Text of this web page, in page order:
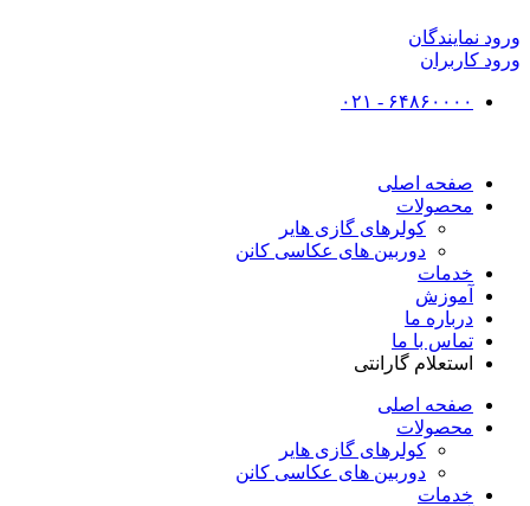
ورود نمایندگان
ورود کاربران
۶۴۸۶۰۰۰۰ - ۰۲۱
صفحه اصلی
محصولات
کولرهای گازی هایر
دوربین های عکاسی کانن
خدمات
آموزش
درباره ما
تماس با ما
استعلام گارانتی
صفحه اصلی
محصولات
کولرهای گازی هایر
دوربین های عکاسی کانن
خدمات